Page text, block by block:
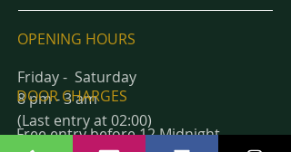
OPENING HOURS
Friday - Saturday
8 pm - 3 am
(Last entry at 02:00)
DOOR CHARGES
Free entry before 12 Midnight